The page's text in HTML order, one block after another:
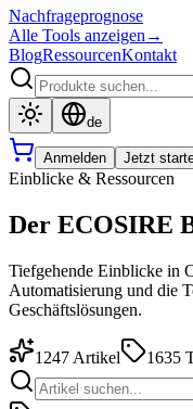
Nachfrageprognose
Alle Tools anzeigen →
BlogRessourcenKontakt
de
Anmelden Jetzt
Einblicke & Ressourcen
Der ECOSIRE
Tiefgehende Einblicke in
Automatisierung und die
Geschäftslösungen.
1247 Artikel 1635